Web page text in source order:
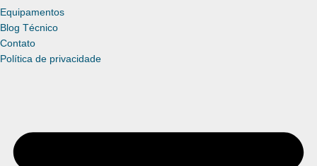
Equipamentos
Blog Técnico
Contato
Política de privacidade